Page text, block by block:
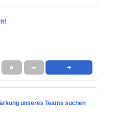
★ ➦ ➜
unseres Teams suchen